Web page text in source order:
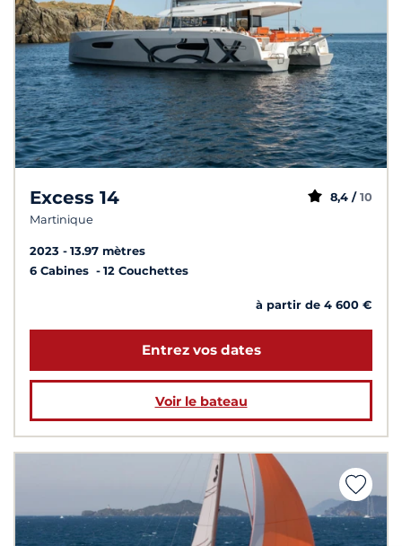
Excess 14
Martinique
8,4 / 10
2023
13.97 mètres
6 Cabines
12 Couchettes
à partir de 4 600 €
Entrez vos dates
Voir le bateau